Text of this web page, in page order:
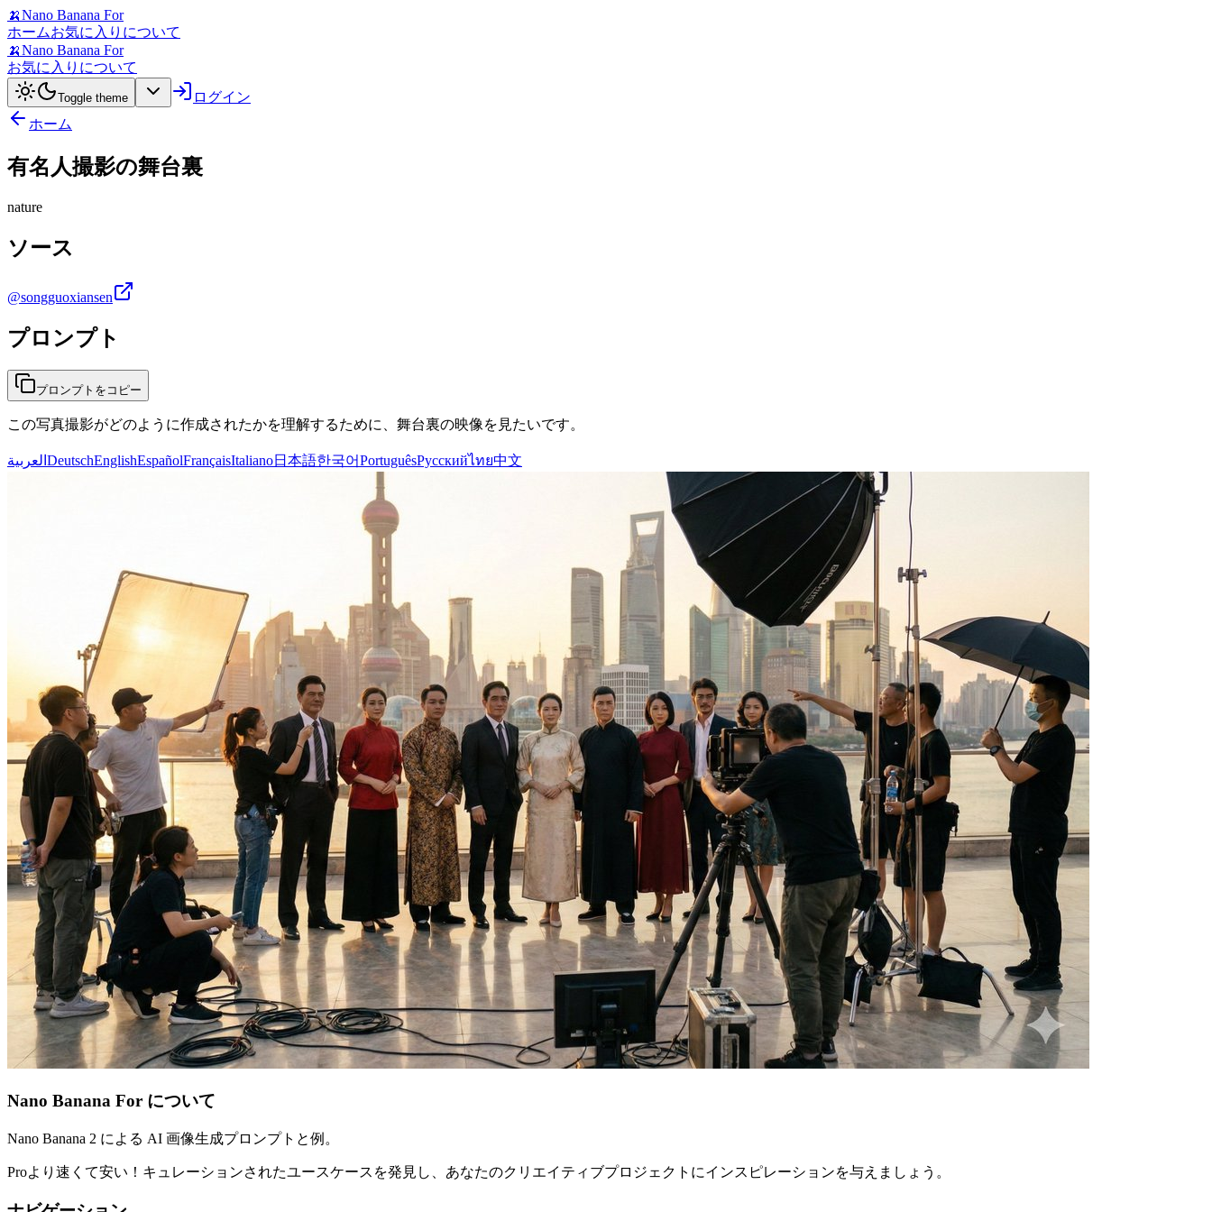
🍌Nano Banana For
ホームお気に入り について
🍌Nano Banana For
お気に入り について
Toggle theme
ログイン
ホーム
有名人撮影の舞台裏
nature
ソース
@songguoxiansen
プロンプト
プロンプトをコピー
この写真撮影がどのように作成されたかを理解するために、舞台裏の映像を見たいです。
العربية DeutschEnglishEspañolFrançaisItaliano日本語한국어PortuguêsРусскийไทย中文
Nano Banana For について
Nano Banana 2 による AI 画像生成プロンプトと例。
Proより速くて安い！キュレーションされたユースケースを発見し、あなたのクリエイティブプロジェクトにインスピレーションを与えましょう。